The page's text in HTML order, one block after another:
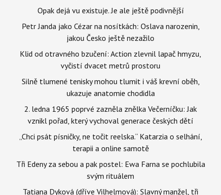
Opak dejá vu existuje. Je ale ještě podivnější
Petr Janda jako Cézar na nosítkách: Oslava narozenin,
jakou Česko ještě nezažilo
Klid od otravného bzučení: Action zlevnil lapač hmyzu,
vyčistí dvacet metrů prostoru
Silně tlumené tenisky mohou tlumit i váš krevní oběh,
ukazuje anatomie chodidla
2. ledna 1965 poprvé zazněla znělka Večerníčku: Jak
vznikl pořad, který vychoval generace českých dětí
„Chci psát písničky, ne točit reelska.“ Katarzia o selhání,
terapii a online samotě
Tři Edeny za sebou a pak postel: Ewa Farna se pochlubila
svým rituálem
Tatiana Dyková (dříve Vilhelmová): Slavný manžel, tři